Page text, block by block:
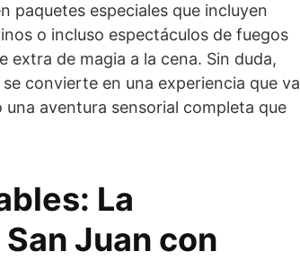
paquetes especiales que incluyen
o incluso espectáculos de fuegos
extra de magia a la cena. Sin duda,
se convierte en una experiencia que va
aventura sensorial completa que
La
Juan con